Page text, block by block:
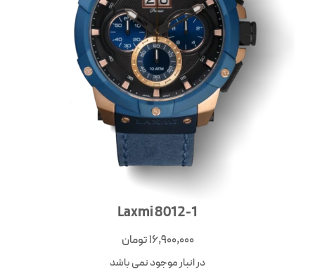
Laxmi 8012-1
16,900,000تومان
در انبار موجود نمی باشد